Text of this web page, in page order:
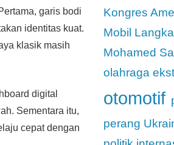
garis bodi
identitas kuat.
klasik masih
digital
Sementara itu,
cepat dengan
Kongres
Mobil Langka
Mohamed
olahraga
otomotif
perang